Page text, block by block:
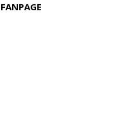
FANPAGE